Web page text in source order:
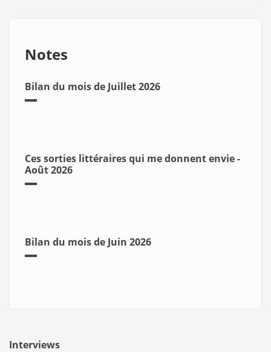
Notes
Bilan du mois de Juillet 2026
Ces sorties littéraires qui me donnent envie -
Août 2026
Bilan du mois de Juin 2026
Interviews